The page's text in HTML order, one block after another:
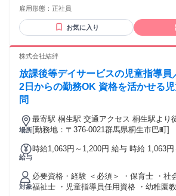
雇用形態： 正社員
お気に入り
株式会社結絆
放課後等デイサービスの児童指導員
2日からの勤務OK 資格を活かせる
問
場所
最寄駅 桐生駅 交通アクセス 桐生駅より徒歩8分 ※車通勤可
（駐車場完備）
[勤務地：〒376-0021群馬県桐生市巴町]
給与
時給1,063円～1,200円 給与 時給 1,063
費実費支給
対象
必要資格・経験 ＜必須＞ ・保育士 ・社会福祉士 ・精神保健
福祉士 ・児童指導員任用資格 ・幼稚園教諭 ・教員免許（小